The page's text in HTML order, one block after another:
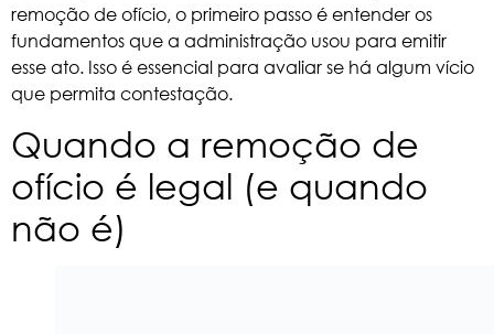
remoção de ofício, o primeiro passo é entender os
fundamentos que a administração usou para emitir
esse ato. Isso é essencial para avaliar se há algum vício
que permita contestação.
Quando a remoção de
ofício é legal (e quando
não é)